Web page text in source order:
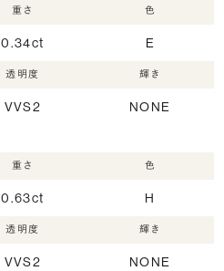
重さ
0.34ct
色
E
透明度
VVS2
輝き
NONE
重さ
0.63ct
色
H
透明度
VVS2
輝き
NONE